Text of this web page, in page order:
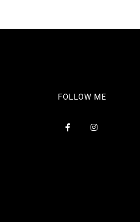
FOLLOW ME